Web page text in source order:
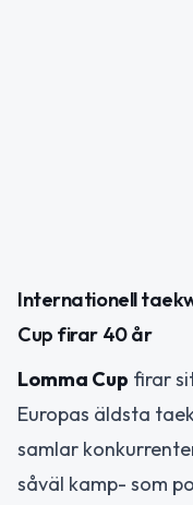
Internationell
Cup firar 40 år
Lomma Cup firar
Europas äldsta
samlar
såväl kamp- som